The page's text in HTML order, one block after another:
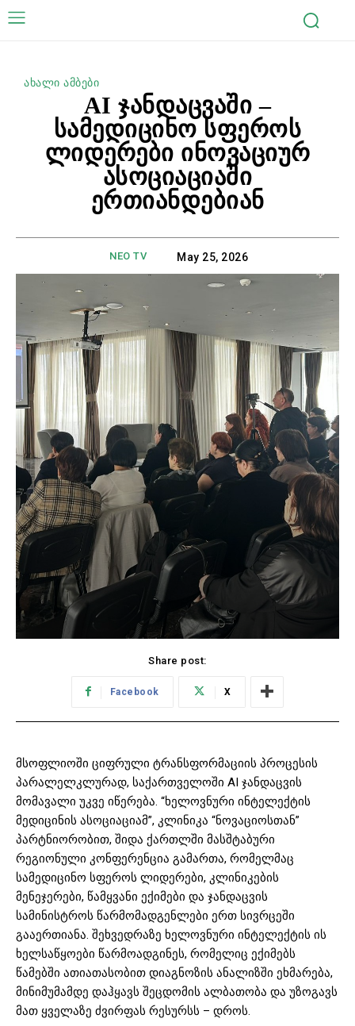
ახალი ამბები
AI ჯანდაცვაში –
სამედიცინო სფეროს
ლიდერები ინოვაციურ
ასოციაციაში
ერთიანდებიან
NEO TV May 25, 2026
Share post:
Facebook X
მსოფლიოში ციფრული ტრანსფორმაციის პროცესის
პარალელკლურად, საქართველოში AI ჯანდაცვის
მომავალი უკვე იწერება. “ხელოვნური ინტელექტის
მედიცინის ასოციაციამ”, კლინიკა “ნოვაციოსთან”
პარტნიორობით, შიდა ქართლში მასშტაბური
რეგიონული კონფერენცია გამართა, რომელმაც
სამედიცინო სფეროს ლიდერები, კლინიკების
მენეჯერები, წამყვანი ექიმები და ჯანდაცვის
სამინისტროს წარმომადგენლები ერთ სივრცეში
გააერთიანა. შეხვედრაზე ხელოვნური ინტელექტის ის
ხელსაწყოები წარმოადგინეს, რომელიც ექიმებს
წამებში ათიათასობით დიაგნოზის ანალიზში ეხმარება,
მინიმუმამდე დაჰყავს შეცდომის ალბათობა და უზოგავს
მათ ყველაზე ძვირფას რესურსს – დროს.